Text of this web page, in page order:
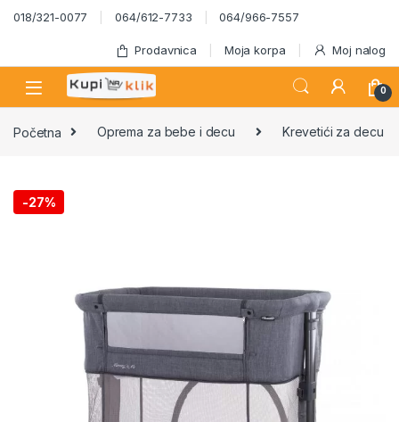
Skip to navigation
Skip to content
018/321-0077 064/612-7733 064/966-7557
Prodavnica Moja korpa Moj nalog
0
Početna Oprema za bebe i decu Krevetići za decu
-27%